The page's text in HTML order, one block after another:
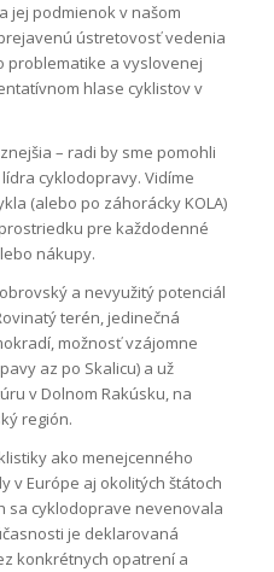
jej podmienok v našom
ústretovosť vedenia
problematike a vyslovenej
hlase cyklistov v
– radi by sme pomohli
cyklodopravy. Vidíme
(alebo po záhorácky KOLA)
pre každodenné
nákupy.
a nevyužitý potenciál
terén, jedinečná
možnosť vzájomne
az po Skalicu) a už
v Dolnom Rakúsku, na
región.
ako menejcenného
v Európe aj okolitých štátoch
sa cyklodoprave nevenovala
je deklarovaná
konkrétnych opatrení a